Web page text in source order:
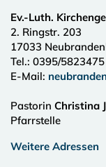
Ev.-Luth.
2. Ringstr. 203
17033
Tel.: 0395/5823475
E-Mail:
Pastorin Christina
Pfarrstelle
Weitere Adressen